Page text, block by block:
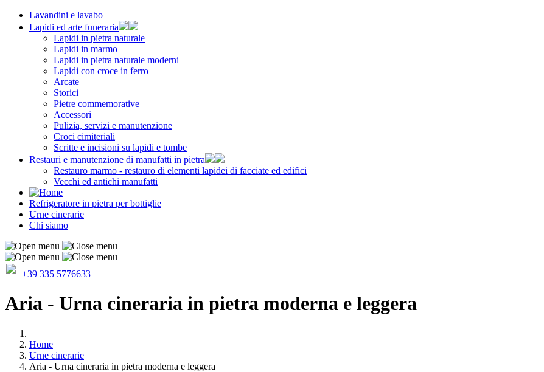
Lavandini e lavabo
Lapidi ed arte funeraria
Lapidi in pietra naturale
Lapidi in marmo
Lapidi in pietra naturale moderni
Lapidi con croce in ferro
Arcate
Storici
Pietre commemorative
Accessori
Pulizia, servizi e manutenzione
Croci cimiteriali
Scritte e incisioni su lapidi e tombe
Restauri e manutenzione di manufatti in pietra
Restauro marmo - restauro di elementi lapidei di facciate ed edifici
Vecchi ed antichi manufatti
Refrigeratore in pietra per bottiglie
Urne cinerarie
Chi siamo
+39 335 5776633
Aria - Urna cineraria in pietra moderna e leggera
Home
Urne cinerarie
Aria - Urna cineraria in pietra moderna e leggera